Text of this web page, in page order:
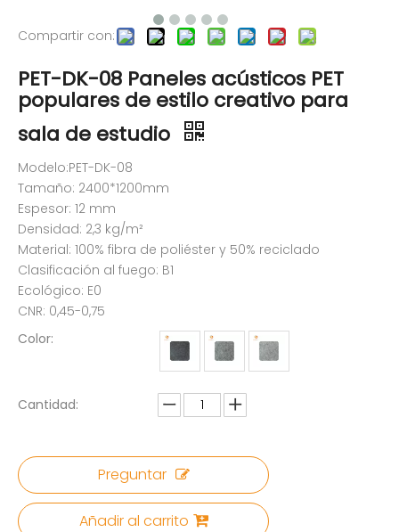
Compartir con:
PET-DK-08 Paneles acústicos PET
populares de estilo creativo para
sala de estudio
Modelo:PET-DK-08
Tamaño: 2400*1200mm
Espesor: 12 mm
Densidad: 2,3 kg/m²
Material: 100% fibra de poliéster y 50% reciclado
Clasificación al fuego: B1
Ecológico: E0
CNR: 0,45-0,75
Color:
Cantidad:
Preguntar
Añadir al carrito